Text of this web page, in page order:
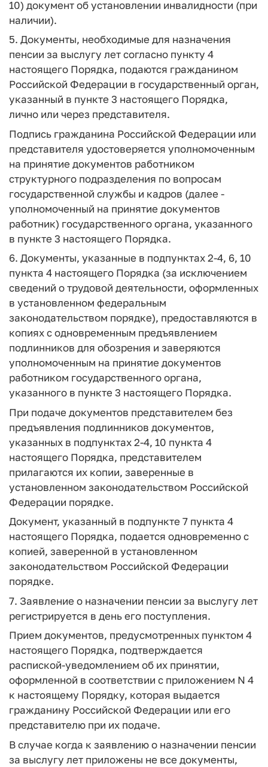
10) документ об установлении инвалидности (при
наличии).
5. Документы, необходимые для назначения
пенсии за выслугу лет согласно пункту 4
настоящего Порядка, подаются гражданином
Российской Федерации в государственный орган,
указанный в пункте 3 настоящего Порядка,
лично или через представителя.
Подпись гражданина Российской Федерации или
представителя удостоверяется уполномоченным
на принятие документов работником
структурного подразделения по вопросам
государственной службы и кадров (далее -
уполномоченный на принятие документов
работник) государственного органа, указанного
в пункте 3 настоящего Порядка.
6. Документы, указанные в подпунктах 2-4, 6, 10
пункта 4 настоящего Порядка (за исключением
сведений о трудовой деятельности, оформленных
в установленном федеральным
законодательством порядке), предоставляются в
копиях с одновременным предъявлением
подлинников для обозрения и заверяются
уполномоченным на принятие документов
работником государственного органа,
указанного в пункте 3 настоящего Порядка.
При подаче документов представителем без
предъявления подлинников документов,
указанных в подпунктах 2-4, 10 пункта 4
настоящего Порядка, представителем
прилагаются их копии, заверенные в
установленном законодательством Российской
Федерации порядке.
Документ, указанный в подпункте 7 пункта 4
настоящего Порядка, подается одновременно с
копией, заверенной в установленном
законодательством Российской Федерации
порядке.
7. Заявление о назначении пенсии за выслугу лет
регистрируется в день его поступления.
Прием документов, предусмотренных пунктом 4
настоящего Порядка, подтверждается
распиской-уведомлением об их принятии,
оформленной в соответствии с приложением N 4
к настоящему Порядку, которая выдается
гражданину Российской Федерации или его
представителю при их подаче.
В случае когда к заявлению о назначении пенсии
за выслугу лет приложены не все документы,